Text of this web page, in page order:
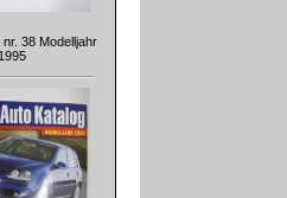
38 Modelljahr
1995